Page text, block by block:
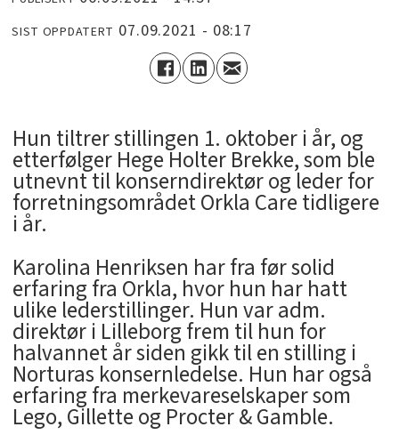
SIST OPPDATERT 07.09.2021 - 08:17
Hun tiltrer stillingen 1. oktober i år, og
etterfølger Hege Holter Brekke, som ble
utnevnt til konserndirektør og leder for
forretningsområdet Orkla Care tidligere
i år.
Karolina Henriksen har fra før solid
erfaring fra Orkla, hvor hun har hatt
ulike lederstillinger. Hun var adm.
direktør i Lilleborg frem til hun for
halvannet år siden gikk til en stilling i
Norturas konsernledelse. Hun har også
erfaring fra merkevareselskaper som
Lego, Gillette og Procter & Gamble.